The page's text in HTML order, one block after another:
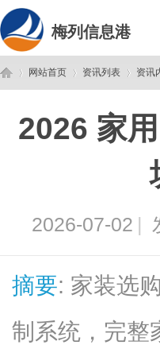
梅列信息港
网站首页
›
资讯列表
›
资讯
2026 家
2026-07-02 |
摘要: 家装选
制系统，完整